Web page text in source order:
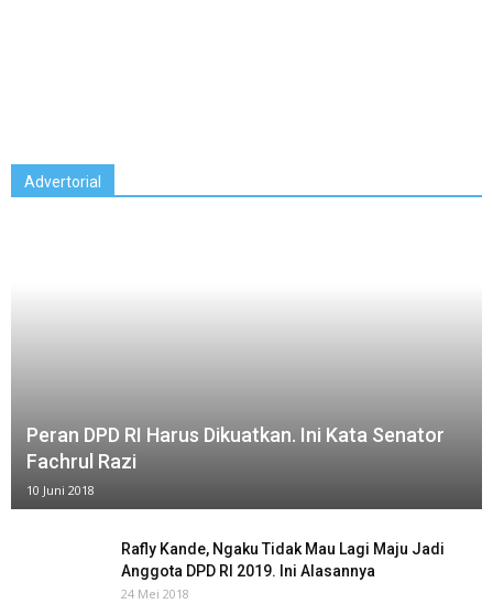
Advertorial
Peran DPD RI Harus Dikuatkan. Ini Kata Senator
Fachrul Razi
10 Juni 2018
Rafly Kande, Ngaku Tidak Mau Lagi Maju Jadi
Anggota DPD RI 2019. Ini Alasannya
24 Mei 2018